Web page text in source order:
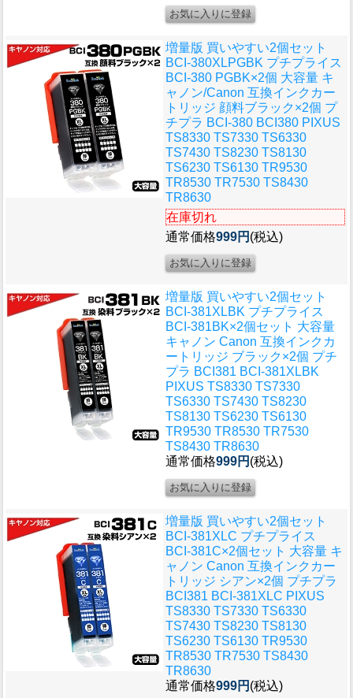
増量版 買いやすい2個セット
BCI-380XLPGBK プチプライス
BCI-380 PGBK×2個 大容量 キ
ャノン/Canon 互換インクカー
トリッジ 顔料ブラック×2個 プ
チプラ BCI-380 BCI380 PIXUS
TS8330 TS7330 TS6330
TS7430 TS8230 TS8130
TS6230 TS6130 TR9530
TR8530 TR7530 TS8430
TR8630
在庫切れ
通常価格999円 (税込)
増量版 買いやすい2個セット
BCI-381XLBK プチプライス
BCI-381BK×2個セット 大容量
キャノン Canon 互換インクカ
ートリッジ ブラック×2個 プチ
プラ BCI381 BCI-381XLBK
PIXUS TS8330 TS7330
TS6330 TS7430 TS8230
TS8130 TS6230 TS6130
TR9530 TR8530 TR7530
TS8430 TR8630
通常価格999円 (税込)
増量版 買いやすい2個セット
BCI-381XLC プチプライス
BCI-381C×2個セット 大容量 キ
ャノン Canon 互換インクカー
トリッジ シアン×2個 プチプラ
BCI381 BCI-381XLC PIXUS
TS8330 TS7330 TS6330
TS7430 TS8230 TS8130
TS6230 TS6130 TR9530
TR8530 TR7530 TS8430
TR8630
通常価格999円 (税込)